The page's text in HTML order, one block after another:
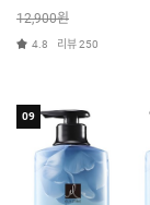
12,900원
4.8 리뷰250
09